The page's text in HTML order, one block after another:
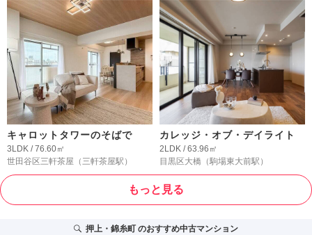
キャロットタワーのそばで
3LDK / 76.60㎡
世田谷区三軒茶屋 （三軒茶屋駅）
カレッジ・オブ・デイライト
2LDK / 63.96㎡
目黒区大橋 （駒場東大前駅）
もっと見る
押上・錦糸町のおすすめ中古マンション